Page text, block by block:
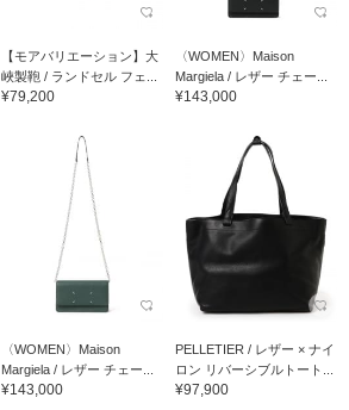
【モアバリエーション】大
峽製鞄 / ランドセル フェ...
¥79,200
〈WOMEN〉Maison
Margiela / レザー チェー...
¥143,000
〈WOMEN〉Maison
Margiela / レザー チェー...
¥143,000
PELLETIER / レザー × ナイ
ロン リバーシブルトート...
¥97,900